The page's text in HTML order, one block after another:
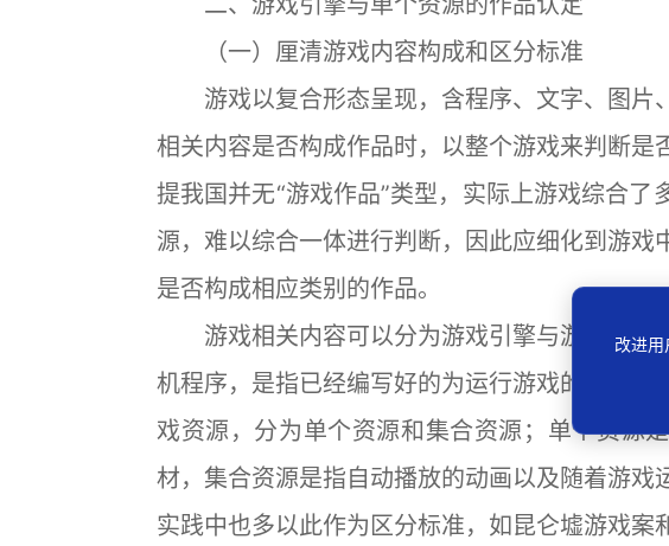
（一）厘清游戏内容构成和区分标准
游戏以复合形态呈现，含程序、文字、图片
相关内容是否构成作品时，以整个游戏来判断是
提我国并无“游戏作品”类型，实际上游戏综合了
源，难以综合一体进行判断，因此应细化到游戏
是否构成相应类别的作品。
游戏相关内容可以分为游戏引擎与游戏资源
机程序，是指已经编写好的为运行游戏的能够被
戏资源，分为单个资源和集合资源；单个资源
材，集合资源是指自动播放的动画以及随着游戏
实践中也多以此作为区分标准，如昆仑墟游戏案
改进用